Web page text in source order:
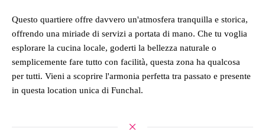
Questo quartiere offre davvero un'atmosfera tranquilla e storica,
offrendo una miriade di servizi a portata di mano. Che tu voglia
esplorare la cucina locale, goderti la bellezza naturale o
semplicemente fare tutto con facilità, questa zona ha qualcosa
per tutti. Vieni a scoprire l'armonia perfetta tra passato e presente
in questa location unica di Funchal.